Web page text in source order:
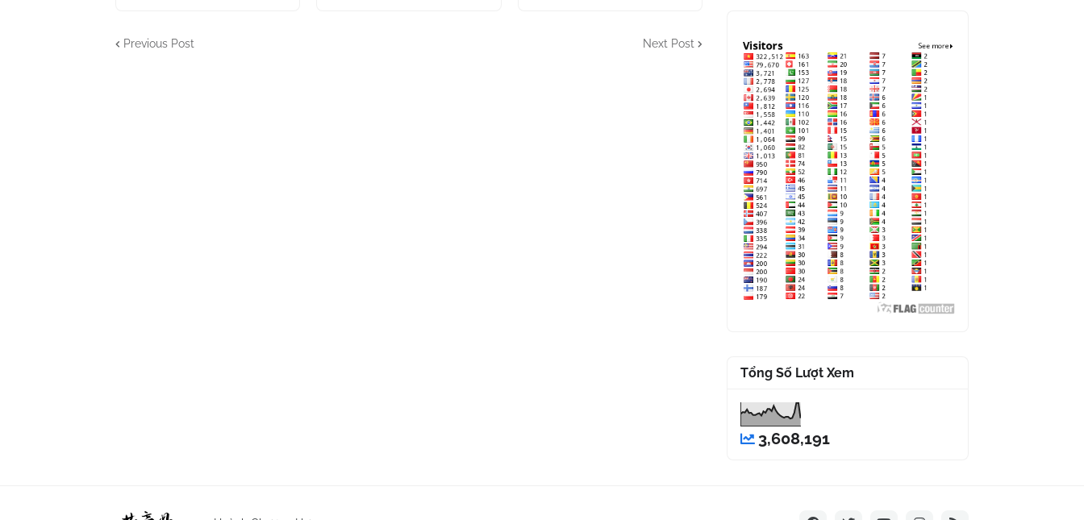
Previous Post Next Post
Tổng Số Lượt Xem
3,608,191